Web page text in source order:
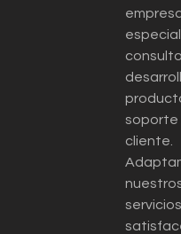
soporte
cliente.